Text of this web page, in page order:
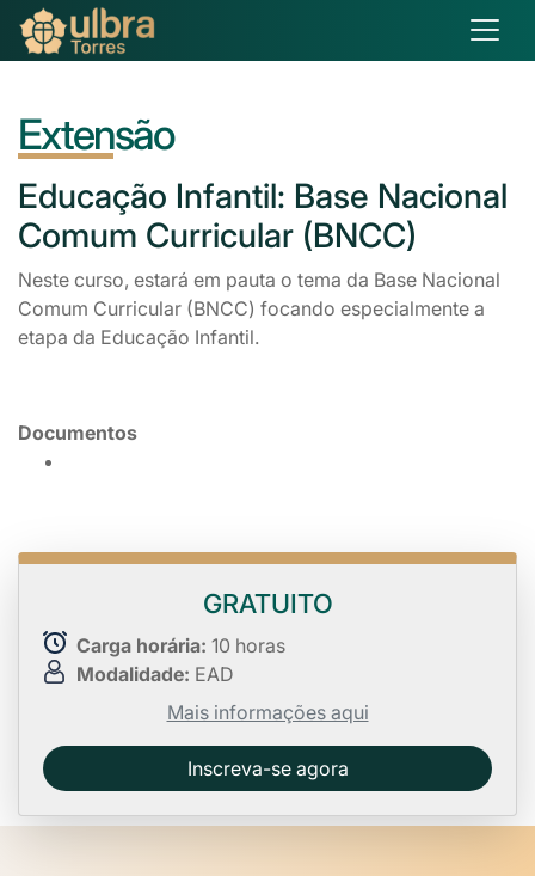
Extensão
Educação Infantil: Base Nacional
Comum Curricular (BNCC)
Neste curso, estará em pauta o tema da Base Nacional
Comum Curricular (BNCC) focando especialmente a
etapa da Educação Infantil.
Documentos
GRATUITO
Carga horária: 10 horas
Modalidade: EAD
Mais informações aqui
Inscreva-se agora